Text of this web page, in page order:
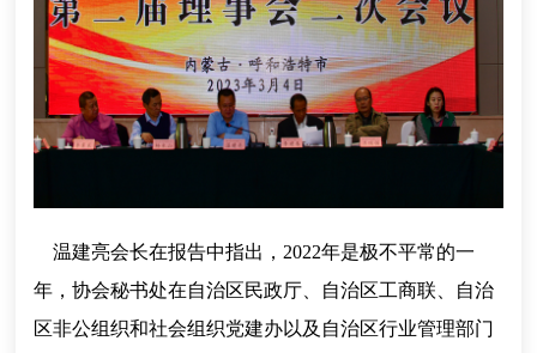
温建亮会长在报告中指出，2022年是极不平常的一
年，协会秘书处在自治区民政厅、自治区工商联、自治
区非公组织和社会组织党建办以及自治区行业管理部门